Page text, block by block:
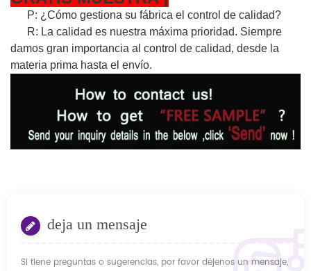
P: ¿Cómo gestiona su fábrica el control de calidad?
R: La calidad es nuestra máxima prioridad. Siempre
damos gran importancia al control de calidad, desde la
materia prima hasta el envío.
deja un mensaje
Si tiene preguntas o sugerencias, por favor déjenos un mensaje,